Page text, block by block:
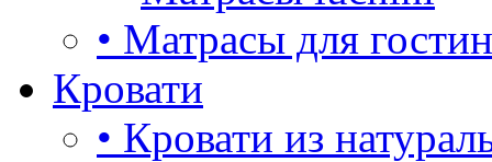
• Матрасы для
Кровати
• Кровати из